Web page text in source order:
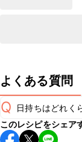
よくある質問
Q 日持ちはどれく
保存期間は冷蔵
このレシピをシェア